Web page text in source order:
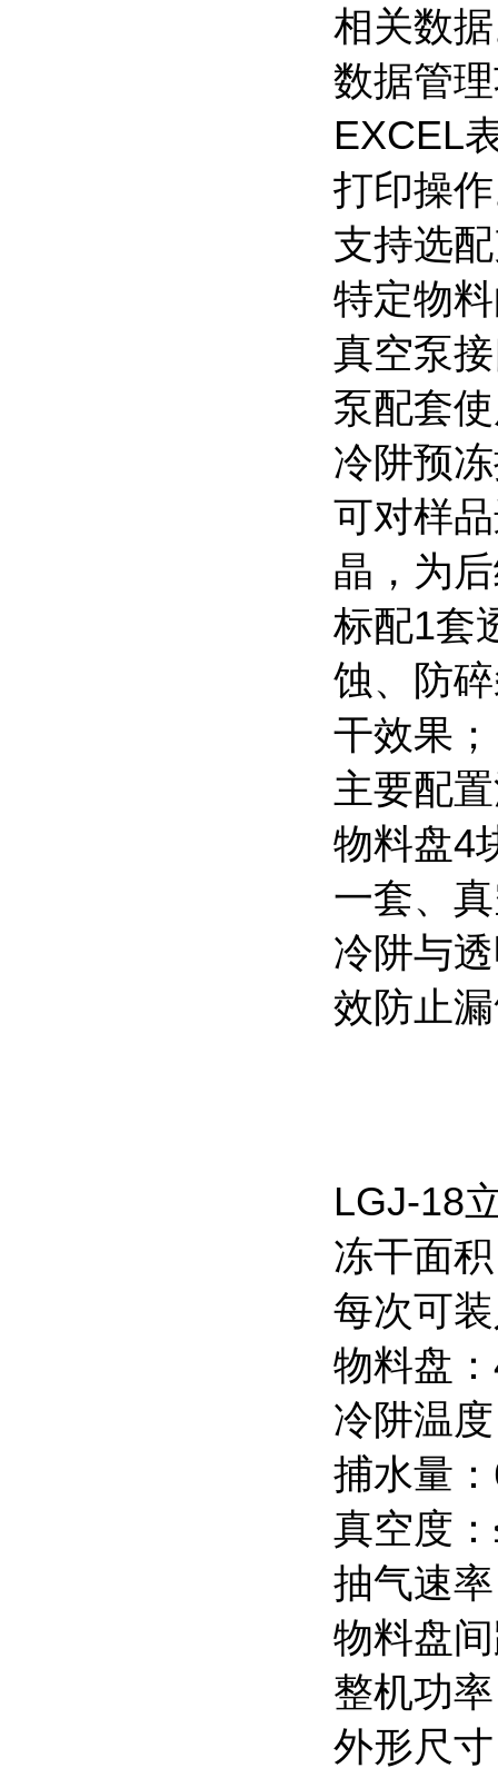
相关数
数据管
EXCEL
打印操
支持选
特定物
真空泵
泵配套
冷阱预
可对样
晶，为
标配1套
蚀、防
干效果；
主要配
物料盘4
一套、
冷阱与
效防止
LGJ-18
冻干面
每次可
物料盘
冷阱温
捕水量
真空度
抽气速
物料盘
整机功
外形尺